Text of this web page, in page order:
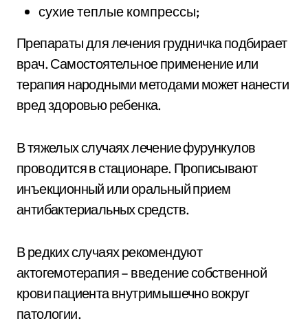
сухие теплые компрессы;
Препараты для лечения грудничка подбирает
врач. Самостоятельное применение или
терапия народными методами может нанести
вред здоровью ребенка.
В тяжелых случаях лечение фурункулов
проводится в стационаре. Прописывают
инъекционный или оральный прием
антибактериальных средств.
В редких случаях рекомендуют
актогемотерапия – введение собственной
крови пациента внутримышечно вокруг
патологии.